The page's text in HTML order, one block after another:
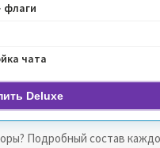
флаги
чата
Deluxe
Подробный состав